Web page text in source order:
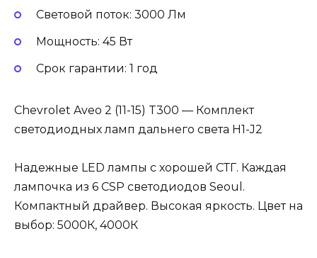
Световой поток: 3000 Лм
Мощность: 45 Вт
Cрок гарантии: 1 год
Chevrolet Aveo 2 (11-15) T300 — Комплект
светодиодных ламп дальнего света H1-J2
Надежные LED лампы с хорошей СТГ. Каждая
лампочка из 6 CSP светодиодов Seoul.
Компактный драйвер. Высокая яркость. Цвет на
выбор: 5000К, 4000К